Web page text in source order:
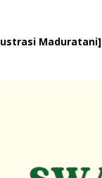
Maduratani]